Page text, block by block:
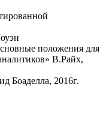
положения для
В.Райх,
Боаделла, 2016г.